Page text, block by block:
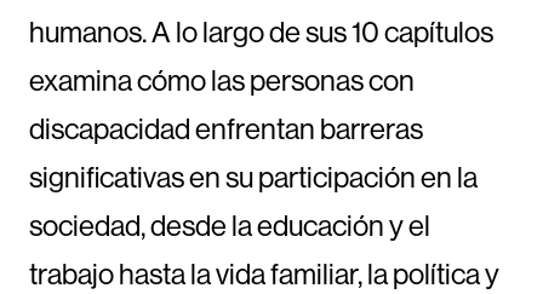
humanos. A lo largo de sus 10 capítulos
examina cómo las personas con
discapacidad enfrentan barreras
significativas en su participación en la
sociedad, desde la educación y el
trabajo hasta la vida familiar, la política y